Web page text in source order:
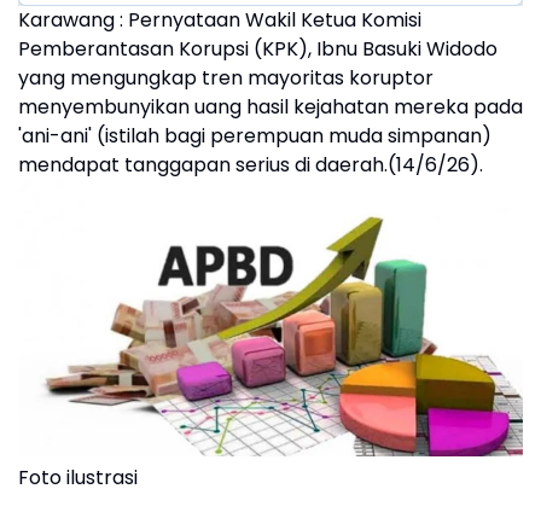
Karawang : Pernyataan Wakil Ketua Komisi
Pemberantasan Korupsi (KPK), Ibnu Basuki Widodo
yang mengungkap tren mayoritas koruptor
menyembunyikan uang hasil kejahatan mereka pada
'ani-ani' (istilah bagi perempuan muda simpanan)
mendapat tanggapan serius di daerah.(14/6/26).
Foto ilustrasi